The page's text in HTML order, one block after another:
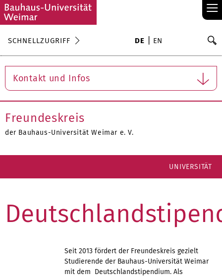
≡
SCHNELLZUGRIFF DE EN
Kontakt und Infos
Freundeskreis
der Bauhaus-Universität Weimar e. V.
UNIVERSITÄT
Seit 2013 fördert der Freundeskreis gezielt
Studierende der Bauhaus-Universität Weimar
mit dem Deutschlandstipendium. Als